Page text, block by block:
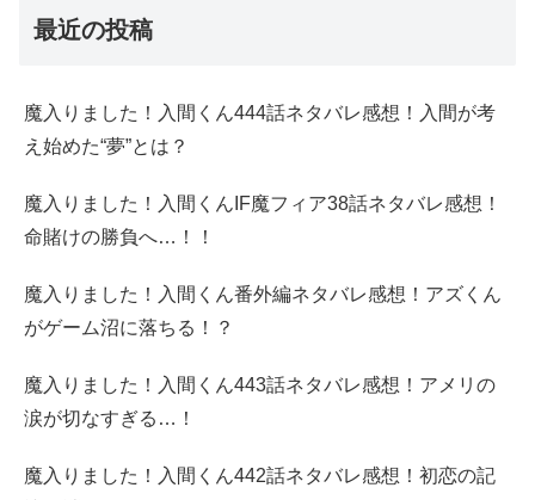
最近の投稿
魔入りました！入間くん444話ネタバレ感想！入間が考
え始めた“夢”とは？
魔入りました！入間くんIF魔フィア38話ネタバレ感想！
命賭けの勝負へ…！！
魔入りました！入間くん番外編ネタバレ感想！アズくん
がゲーム沼に落ちる！？
魔入りました！入間くん443話ネタバレ感想！アメリの
涙が切なすぎる…！
魔入りました！入間くん442話ネタバレ感想！初恋の記